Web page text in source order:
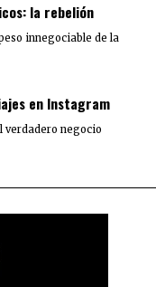
la rebelión
innegociable de la
en Instagram
verdadero negocio